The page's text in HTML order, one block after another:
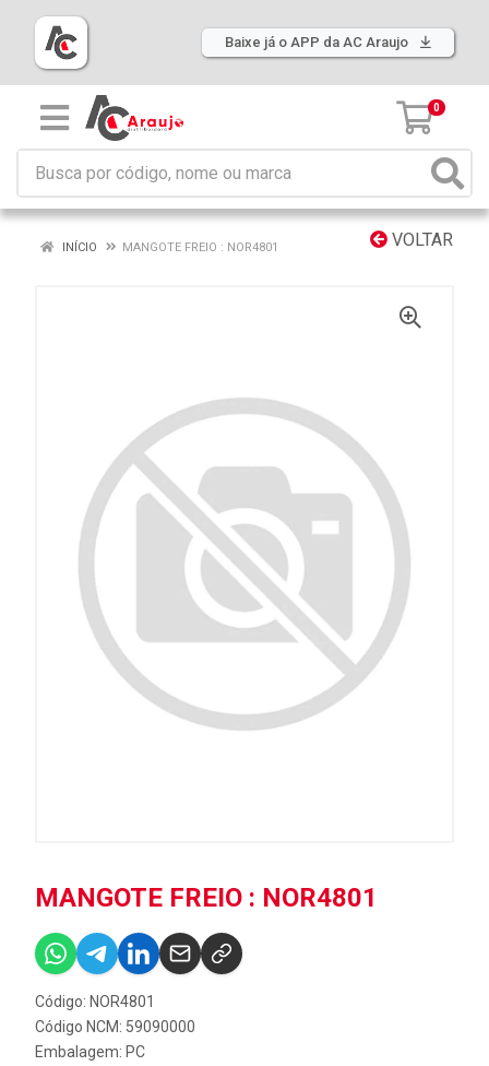
Baixe já o APP da AC Araujo
0
VOLTAR
INÍCIO MANGOTE FREIO : NOR4801
MANGOTE FREIO : NOR4801
Código: NOR4801
Código NCM: 59090000
Embalagem: PC